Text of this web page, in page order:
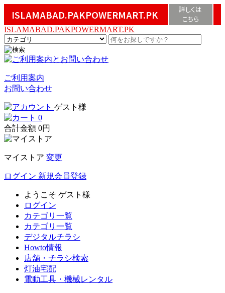
ISLAMABAD.PAKPOWERMART.PK
詳しくは
こちら
ISLAMABAD.PAKPOWERMART.PK
ご利用案内
お問い合わせ
ゲスト様
0
合計金額 0円
マイストア 変更
ログイン 新規会員登録
ようこそ ゲスト様
ログイン
カテゴリ一覧
カテゴリ一覧
デジタルチラシ
Howto情報
店舗・チラシ検索
灯油宅配
電動工具・機械レンタル